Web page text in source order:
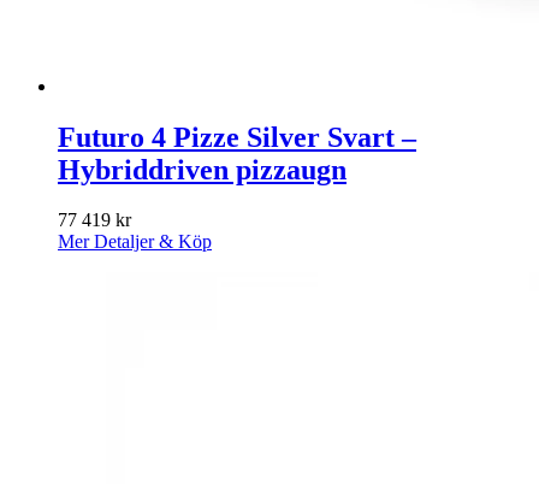
Futuro 4 Pizze Silver Svart –
Hybriddriven pizzaugn
77 419 kr
Mer Detaljer & Köp